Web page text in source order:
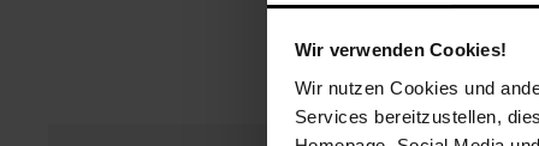
Wir verwenden Cookies!
Wir nutzen Cookies und
Services bereitzustellen,